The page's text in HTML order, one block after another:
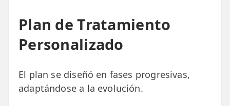
Plan de Tratamiento
Personalizado
El plan se diseñó en fases progresivas,
adaptándose a la evolución.